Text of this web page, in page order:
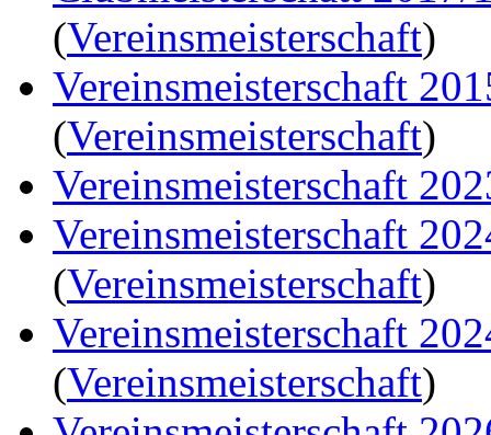
(Vereinsmeisterschaft)
Vereinsmeisterschaft
(Vereinsmeisterschaft)
Vereinsmeisterschaft
Vereinsmeisterschaft
(Vereinsmeisterschaft)
Vereinsmeisterschaft
(Vereinsmeisterschaft)